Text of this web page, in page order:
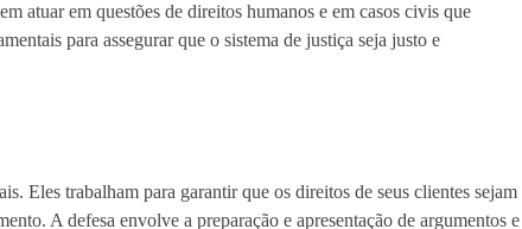
atuar em questões de direitos humanos e em casos civis que
para assegurar que o sistema de justiça seja justo e
Eles trabalham para garantir que os direitos de seus clientes sejam
A defesa envolve a preparação e apresentação de argumentos e